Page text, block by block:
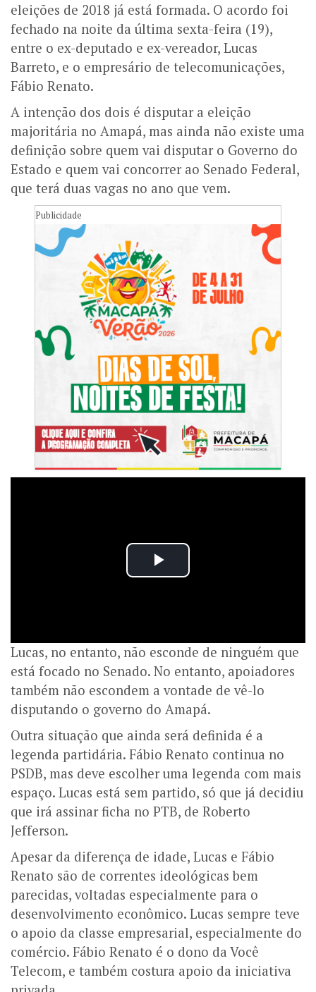
eleições de 2018 já está formada. O acordo foi
fechado na noite da última sexta-feira (19),
entre o ex-deputado e ex-vereador, Lucas
Barreto, e o empresário de telecomunicações,
Fábio Renato.
A intenção dos dois é disputar a eleição
majoritária no Amapá, mas ainda não existe uma
definição sobre quem vai disputar o Governo do
Estado e quem vai concorrer ao Senado Federal,
que terá duas vagas no ano que vem.
Publicidade
Lucas, no entanto, não esconde de ninguém que
está focado no Senado. No entanto, apoiadores
também não escondem a vontade de vê-lo
disputando o governo do Amapá.
Outra situação que ainda será definida é a
legenda partidária. Fábio Renato continua no
PSDB, mas deve escolher uma legenda com mais
espaço. Lucas está sem partido, só que já decidiu
que irá assinar ficha no PTB, de Roberto
Jefferson.
Apesar da diferença de idade, Lucas e Fábio
Renato são de correntes ideológicas bem
parecidas, voltadas especialmente para o
desenvolvimento econômico. Lucas sempre teve
o apoio da classe empresarial, especialmente do
comércio. Fábio Renato é o dono da Você
Telecom, e também costura apoio da iniciativa